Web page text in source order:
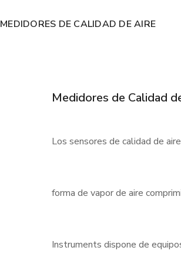
MEDIDORES DE CALIDAD DE AIRE
Medidores de Calidad
Los sensores de calidad de
forma de vapor de aire
Instruments dispone de